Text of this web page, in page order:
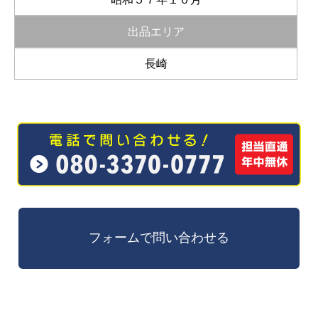
出品エリア
長崎